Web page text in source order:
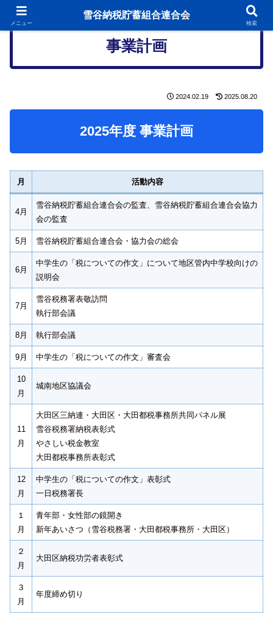
事業計画
2024.02.19 2025.08.20
2025年度 事業計画
月 活動内容
4月
雪谷納税貯蓄組合連合会の監査、雪谷納税貯蓄組合連合会協力
会の監査
5月 雪谷納税貯蓄組合連合会・協力会の総会
6月
中学生の「税についての作文」について地区管内中学校向けの
説明会
7月
雪谷税務署表敬訪問
執行部会議
8月 執行部会議
9月 中学生の「税についての作文」審査会
10
月
城南地区協議会
11
月
大田区三納連・大田区・大田都税事務所共同パネル展
雪谷税務署納税表彰式
やさしい税金教室
大田都税事務所表彰式
12
月
中学生の「税についての作文」表彰式
一日税務署長
１
月
青年部・女性部の鏡開き
新年あいさつ（雪谷税務署・大田都税事務所・大田区）
２
月
大田区納税功労者表彰式
３
月
年度締め切り
メニュー
雪谷納税貯蓄組合連合会
検索